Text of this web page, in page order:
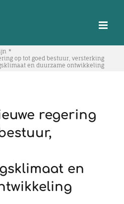
op tot goed bestuur, versterking
en duurzame ontwikkeling
regering
en